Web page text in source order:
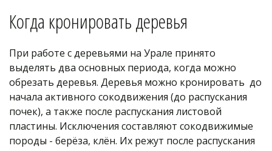
Когда кронировать деревья
При работе с деревьями на Урале принято
выделять два основных периода, когда можно
обрезать деревья. Деревья можно кронировать  до
начала активного сокодвижения (до распускания
почек), а также после распускания листовой
пластины. Исключения составляют сокодвижимые
породы - берёза, клён. Их режут после распускания